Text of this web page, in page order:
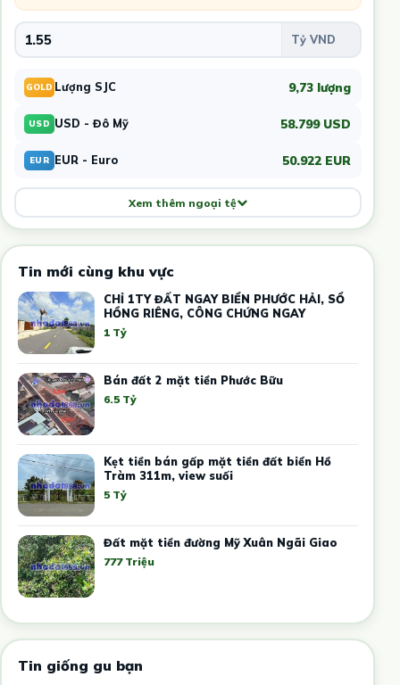
GOLD Lượng SJC 9,73 lượng
USD USD - Đô Mỹ 58.799 USD
EUR EUR - Euro 50.922 EUR
Xem thêm ngoại tệ
Tin mới cùng khu vực
CHỈ 1TY ĐẤT NGAY BIỂN PHƯỚC HẢI, SỔ
HỒNG RIÊNG, CÔNG CHỨNG NGAY
1 Tỷ
Bán đất 2 mặt tiền Phước Bữu
6.5 Tỷ
Kẹt tiền bán gấp mặt tiền đất biển Hồ
Tràm 311m, view suối
5 Tỷ
Đất mặt tiền đường Mỹ Xuân Ngãi Giao
777 Triệu
Tin giống gu bạn